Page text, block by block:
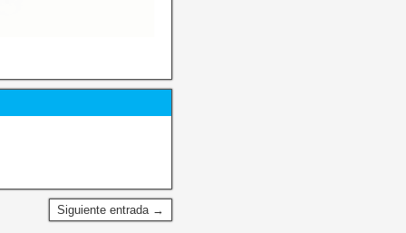
Siguiente entrada →